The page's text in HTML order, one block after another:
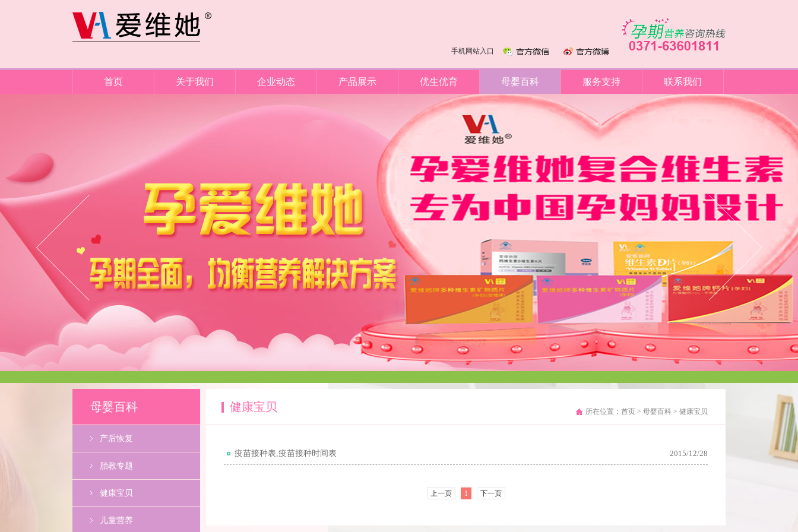
手机网站入口
首页 关于我们 企业动态 产品展示 优生优育 母婴百科 服务支持 联系我们
1 2
母婴百科
产后恢复
胎教专题
健康宝贝
儿童营养
健康宝贝 所在位置： 首页 > 母婴百科 > 健康宝贝
2015/12/28
疫苗接种表,疫苗接种时间表
上一页 1 下一页